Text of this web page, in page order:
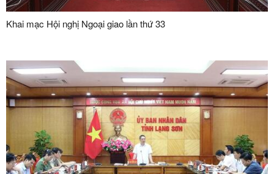
Khai mạc Hội nghị Ngoại giao lần thứ 33